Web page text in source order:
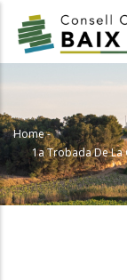
main
Home-
1a Trobada De La